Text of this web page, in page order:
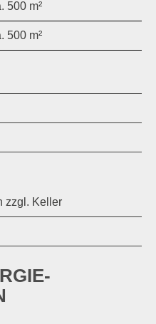
500 m²
500 m²
zzgl. Keller